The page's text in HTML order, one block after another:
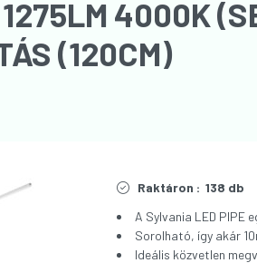
4000K
(120CM)
Raktáron : 138 db
A Sylvania LED PIPE
Sorolható, így akár
Ideális közvetlen